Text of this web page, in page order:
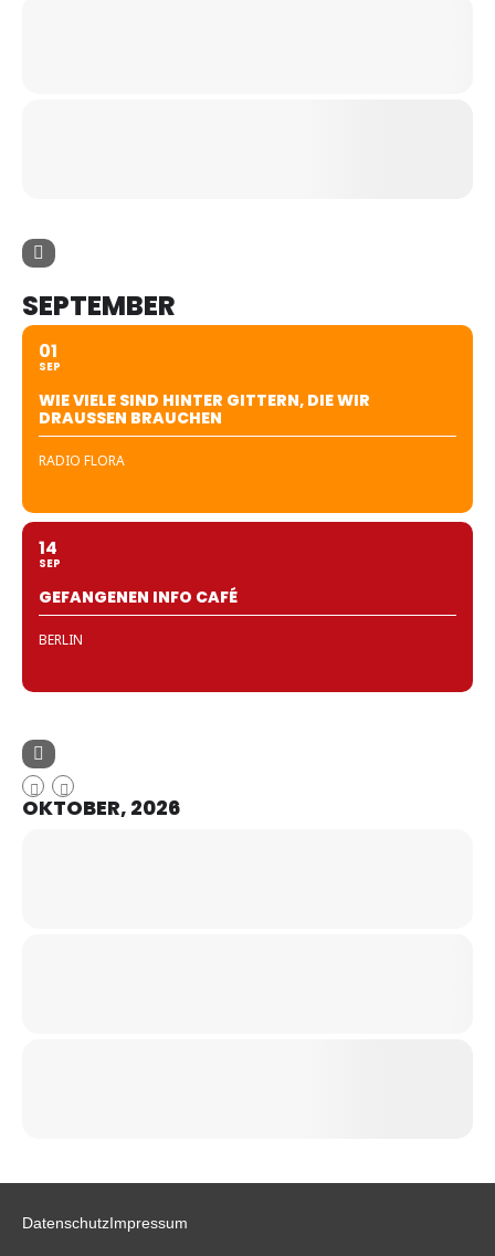
SEPTEMBER
01
SEP
WIE VIELE SIND HINTER GITTERN, DIE WIR
DRAUSSEN BRAUCHEN
RADIO FLORA
14
SEP
GEFANGENEN INFO CAFÉ
BERLIN
OKTOBER, 2026
DatenschutzImpressum